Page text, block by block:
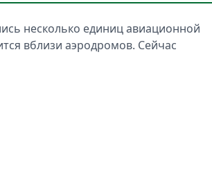
несколько единиц авиационной
вблизи аэродромов. Сейчас